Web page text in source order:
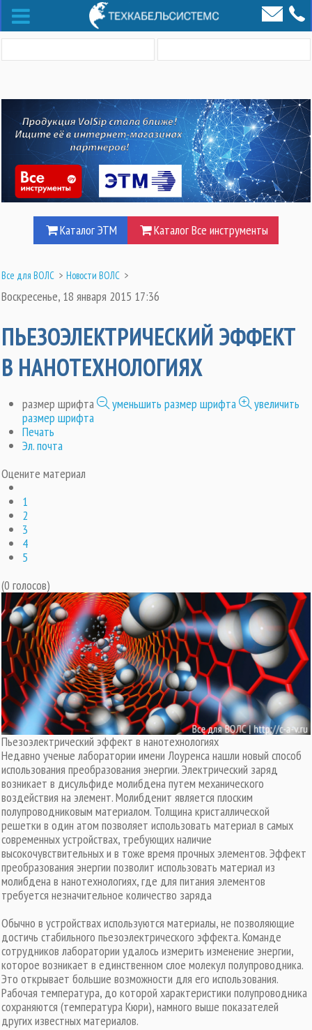
Каталог ЭТМ Каталог Все инструменты
Все для ВОЛС > Новости ВОЛС >
Воскресенье, 18 января 2015 17:36
ПЬЕЗОЭЛЕКТРИЧЕСКИЙ ЭФФЕКТ
В НАНОТЕХНОЛОГИЯХ
размер шрифта уменьшить размер шрифта
увеличить
размер шрифта
Печать
Эл. почта
Оцените материал
1
2
3
4
5
(0 голосов)
Пьезоэлектрический эффект в нанотехнологиях
Недавно ученые лаборатории имени Лоуренса нашли новый способ
использования преобразования энергии. Электрический заряд
возникает в дисульфиде молибдена путем механического
воздействия на элемент. Молибденит является плоским
полупроводниковым материалом. Толщина кристаллической
решетки в один атом позволяет использовать материал в самых
современных устройствах, требующих наличие
высокочувствительных и в тоже время прочных элементов. Эффект
преобразования энергии позволит использовать материал из
молибдена в нанотехнологиях, где для питания элементов
требуется незначительное количество заряда
Обычно в устройствах используются материалы, не позволяющие
достичь стабильного пьезоэлектрического эффекта. Команде
сотрудников лаборатории удалось измерить изменение энергии,
которое возникает в единственном слое молекул полупроводника.
Это открывает большие возможности для его использования.
Рабочая температура, до которой характеристики полупроводника
сохраняются (температура Кюри), намного выше показателей
других известных материалов.